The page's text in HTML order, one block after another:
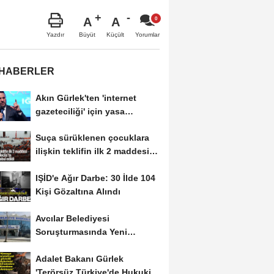
Yazdır
A
Büyüt
A
Küçült Yorumlar
Akın Gürlek'ten 'internet
gazeteciliği' için yasa
Suça sürüklenen çocuklara
ilişkin teklifin ilk 2 maddesi
IŞİD'e Ağır Darbe: 30 İlde 104
Kişi Gözaltına Alındı
Avcılar Belediyesi
Soruşturmasında Yeni
Adalet Bakanı Gürlek